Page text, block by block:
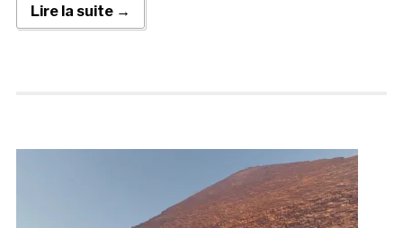
Lire la suite →